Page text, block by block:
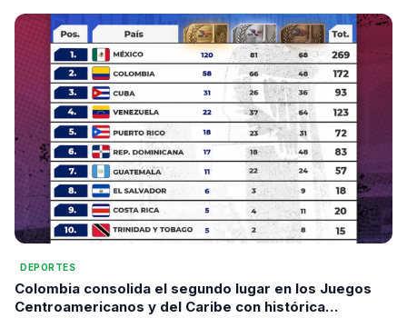
DEPORTES
Colombia consolida el segundo lugar en los Juegos
Centroamericanos y del Caribe con histórica